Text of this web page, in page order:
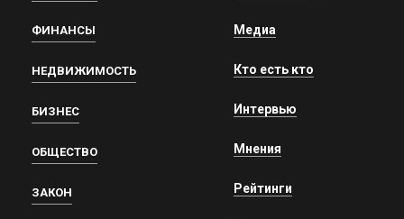
ФИНАНСЫ
НЕДВИЖИМОСТЬ
БИЗНЕС
ОБЩЕСТВО
ЗАКОН
Медиа
Кто есть кто
Интервью
Мнения
Рейтинги